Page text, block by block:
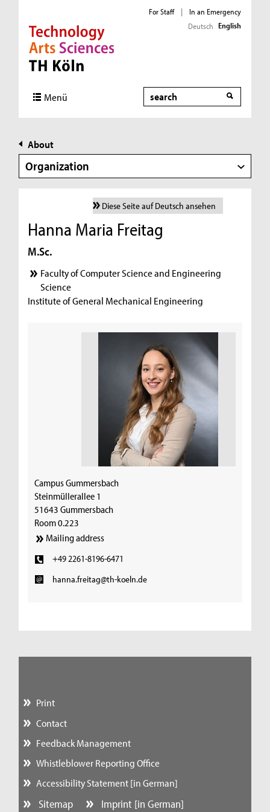
Direkt zur Hauptnavigation
Direkt zur Subnavigation
Direkt zum Inhalt
Direkt zum Fußbereich
For Staff |
In an Emergency
Deutsch English
Menü Search
About
Organization
Diese Seite auf Deutsch ansehen
Hanna Maria Freitag
M.Sc.
Faculty of Computer Science and Engineering
Science
Institute of General Mechanical Engineering
Campus Gummersbach
Steinmüllerallee 1
51643 Gummersbach
Room 0.223
Mailing address
+49 2261-8196-6471
hanna.freitag@th-koeln.de
Print
Contact
Feedback Management
Whistleblower Reporting Office
Accessibility Statement [in German]
Sitemap Imprint [in German]